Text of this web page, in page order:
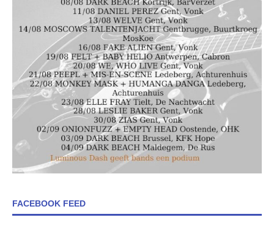
FACEBOOK FEED